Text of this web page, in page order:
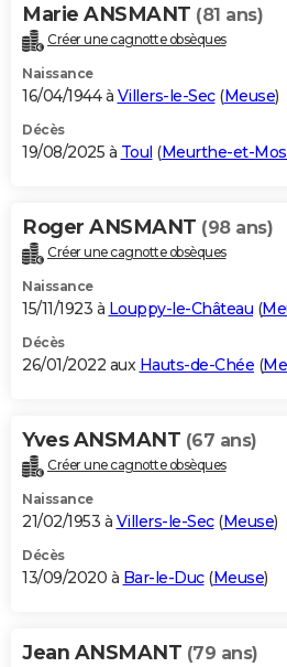
Carte de Noël
Carte Bonne année
Carte Saint-Valentin
Carte Pâques
Carte d'anniversaire
DICTIONNAIRE
Dictionnaire
Biographies
Citations
Expressions
Proverbes
PROGRAMME TV
S'inscrire
Se connecter
Lycées
Collèges
Primaires
Universités
Entreprises
Service militaire
Avis de recherche
AVIS DE DÉCÈS
Bricolage
Lifestyle
Culture
Sport
Auto
Television
Voyage
Cinema
Marie ANSMANT (81 ans)
Créer une cagnotte obsèques
Naissance
16/04/1944 à Villers-le-Sec(Meuse)
Décès
19/08/2025 à Toul (Meurthe-et-
Roger ANSMANT (98 ans)
Créer une cagnotte obsèques
Naissance
15/11/1923 à Louppy-le-Château (
Décès
26/01/2022 aux Hauts-de-Chée (
Yves ANSMANT (67 ans)
Créer une cagnotte obsèques
Naissance
21/02/1953 à Villers-le-Sec(Meuse)
Décès
13/09/2020 à Bar-le-Duc(Meuse)
Jean ANSMANT (79 ans)